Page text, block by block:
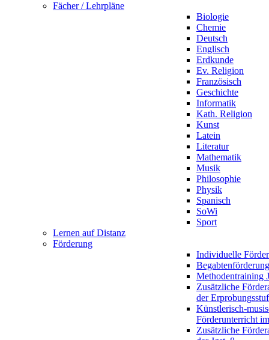
Fächer / Lehrpläne
Biologie
Chemie
Deutsch
Englisch
Erdkunde
Ev. Religion
Französisch
Geschichte
Informatik
Kath. Religion
Kunst
Latein
Literatur
Mathematik
Musik
Philosophie
Physik
Spanisch
SoWi
Sport
Lernen auf Distanz
Förderung
Individuelle
Begabtenförderung
Methodentraining
Zusätzliche
der
Künstlerisch-
Förderunterricht
Zusätzliche